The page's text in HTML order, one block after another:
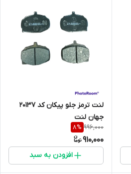
لنت ترمز جلو پیکان کد 20137
جهان لنت
996,000
8%
910,000
افزودن به سبد